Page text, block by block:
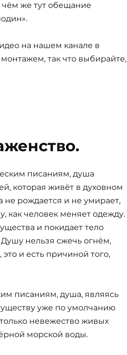
чём же тут обещание
на нашем канале в
так что выбирайте,
писаниям, душа
которая живёт в духовном
не рождается и не умирает,
как человек меняет одежду.
и покидает тело
нельзя сжечь огнём,
и есть причиной того,
писаниям, душа, являясь
уже по умолчанию
невежество живых
морской воды.